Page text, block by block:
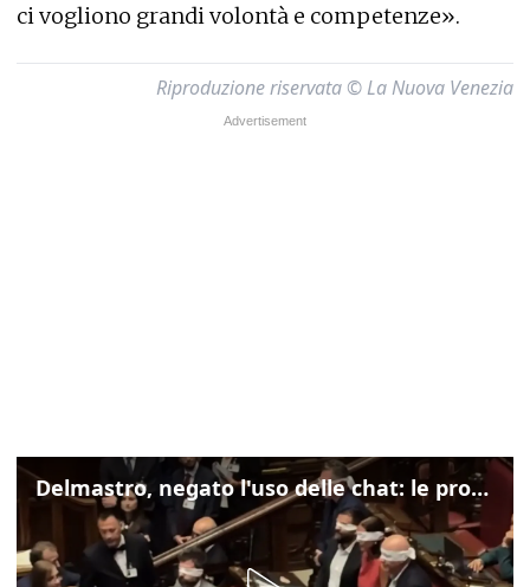
ci vogliono grandi volontà e competenze».
Riproduzione riservata © La Nuova Venezia
Delmastro, negato l'uso delle chat: le proteste di Avs e M5s